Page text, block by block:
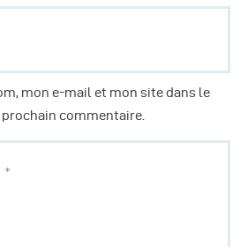
mon e-mail et mon site dans le
commentaire.